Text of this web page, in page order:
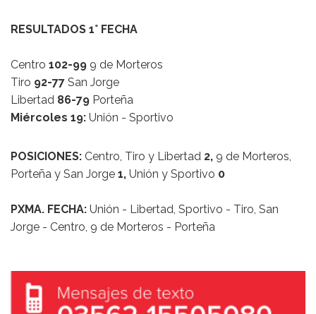
RESULTADOS 1° FECHA
Centro 102-99 9 de Morteros
Tiro 92-77 San Jorge
Libertad 86-79 Porteña
Miércoles 19: Unión - Sportivo
POSICIONES: Centro, Tiro y Libertad 2, 9 de Morteros,
Porteña y San Jorge 1, Unión y Sportivo 0
PXMA. FECHA: Unión - Libertad, Sportivo - Tiro, San
Jorge - Centro, 9 de Morteros - Porteña